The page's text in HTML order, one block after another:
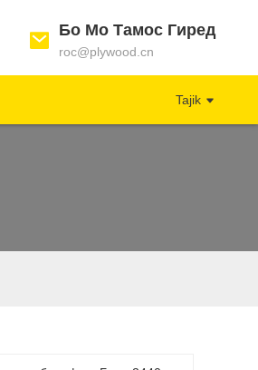
Бо Мо Тамос Гиред
roc@plywood.cn
Tajik